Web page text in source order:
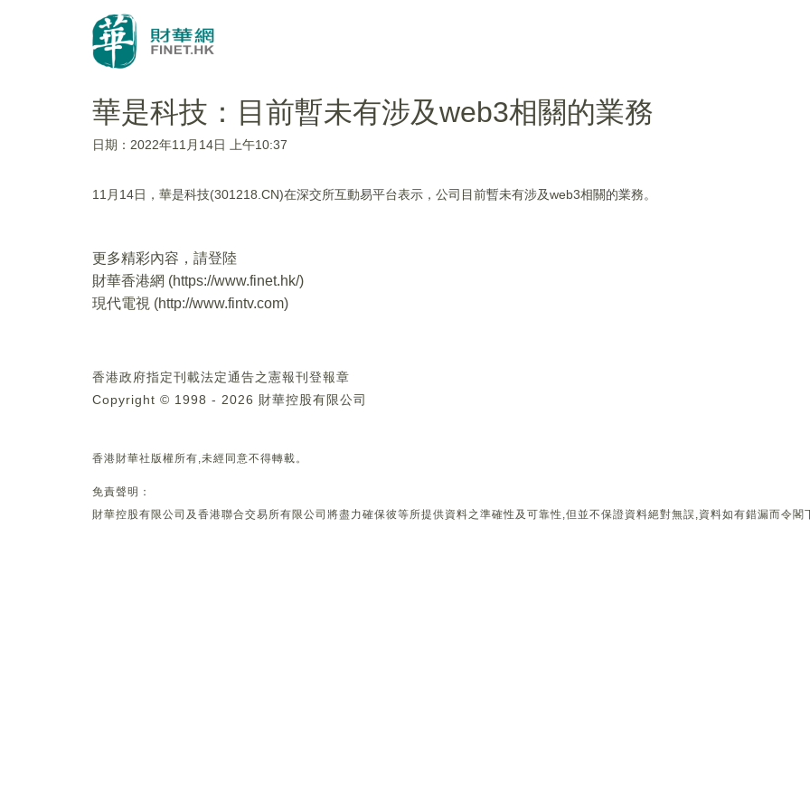
華是科技：目前暫未有涉及web3相關的業務
日期：2022年11月14日 上午10:37
11月14日，華是科技(301218.CN)在深交所互動易平台表示，公司目前暫未有涉及web3相關的業務。
更多精彩內容，請登陸
財華香港網 (https://www.finet.hk/)
現代電視 (http://www.fintv.com)
香港政府指定刊載法定通告之憲報刊登報章
Copyright © 1998 - 2026 財華控股有限公司
香港財華社版權所有,未經同意不得轉載。
免責聲明：
財華控股有限公司及香港聯合交易所有限公司將盡力確保彼等所提供資料之準確性及可靠性,但並不保證資料絕對無誤,資料如有錯漏而令閣